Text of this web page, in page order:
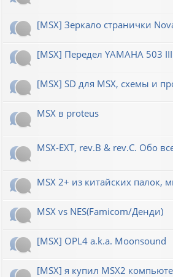
[MSX] Зеркало странички
[MSX] Передел YAMAHA 503
[MSX] SD для MSX, схемы и
MSX в proteus
MSX-EXT, rev.B & rev.C. Обо
MSX 2+ из китайских палок,
MSX vs NES(Famicom/Денди)
[MSX] OPL4 a.k.a. Moonsound
[MSX] я купил MSX2